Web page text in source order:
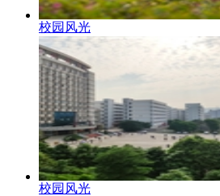
校园风光
校园风光